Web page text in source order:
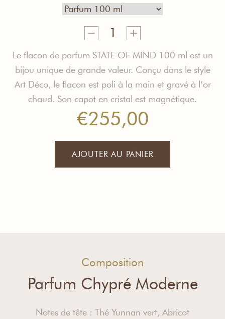
quantité
de
Natural
Elegance
Parfum
Le flacon de parfum STATE OF MIND 100 ml est un
bijou unique de grande valeur. Conçu dans le style
Art Déco, le flacon est poli à la main et gravé à l’or
chaud. Son capot en cristal est magnétique.
€255,00
AJOUTER AU PANIER
Composition
Parfum Chypré Moderne
Notes de tête : Thé Yunnan vert, Abricot